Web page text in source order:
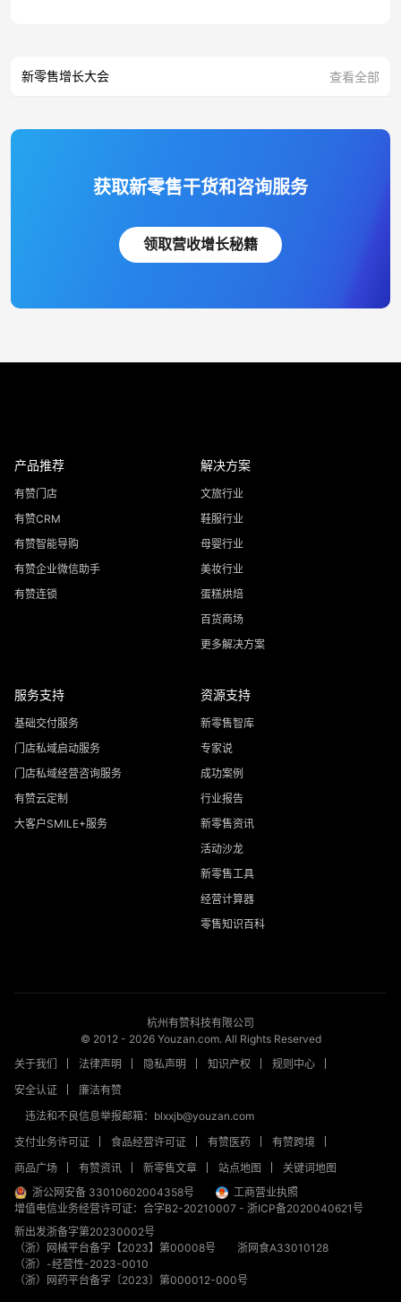
新零售增长大会 查看全部
获取新零售干货和咨询服务
领取营收增长秘籍
产品推荐
有赞门店
有赞CRM
有赞智能导购
有赞企业微信助手
有赞连锁
解决方案
文旅行业
鞋服行业
母婴行业
美妆行业
蛋糕烘焙
百货商场
更多解决方案
服务支持
基础交付服务
门店私域启动服务
门店私域经营咨询服务
有赞云定制
大客户SMILE+服务
资源支持
新零售智库
专家说
成功案例
行业报告
新零售资讯
活动沙龙
新零售工具
经营计算器
零售知识百科
杭州有赞科技有限公司
© 2012 - 2026Youzan.com. All Rights Reserved
关于我们
法律声明 隐私声明 知识产权
规则中心
安全认证
廉洁有赞
违法和不良信息举报邮箱：blxxjb@youzan.com
支付业务许可证
食品经营许可证 有赞医药
有赞跨境
商品广场
有赞资讯 新零售文章 站点地图
关键词地图
浙公网安备 33010602004358号
工商营业执照
增值电信业务经营许可证：合字B2-20210007 - 浙ICP备2020040621号
新出发浙备字第20230002号
（浙）网械平台备字【2023】第00008号
浙网食A33010128
（浙）-经营性-2023-0010
（浙）网药平台备字〔2023〕第000012-000号